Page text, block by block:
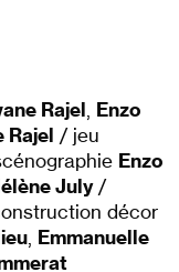
Rajel, Enzo
Rajel / jeu
Enzo
July/
décor
, Emmanuelle